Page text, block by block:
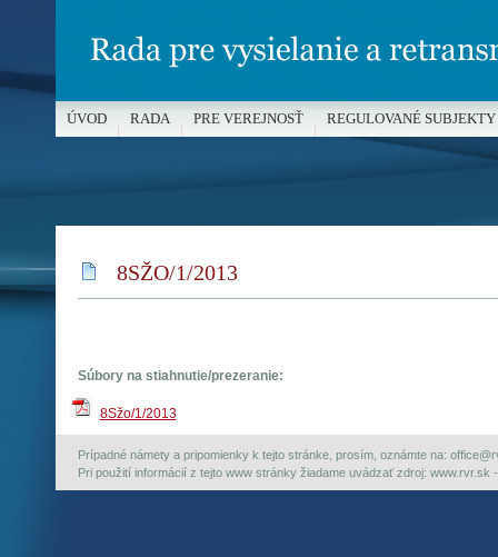
8SŽO/1/2013
Súbory na stiahnutie/prezeranie:
8Sžo/1/2013
Prípadné námety a pripomienky k tejto stránke, prosím, oznámte na:
Pri použití informácií z tejto www stránky žiadame uvádzať zdroj: www.rvr.sk
ÚVOD RADA PRE VEREJNOSŤ REGULOVANÉ SUBJEKTY